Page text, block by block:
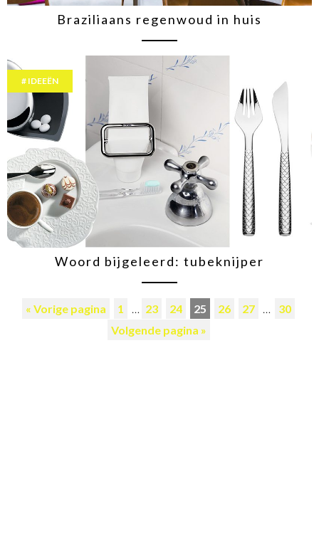
Braziliaans regenwoud in huis
IDEEËN
Woord bijgeleerd: tubeknijper
« Vorige pagina 1 … 23 24 25 26 27 …
30
Volgende pagina »